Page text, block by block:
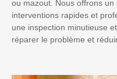
ou mazout. Nous offrons
interventions rapides et
une inspection minutieuse
réparer le problème et